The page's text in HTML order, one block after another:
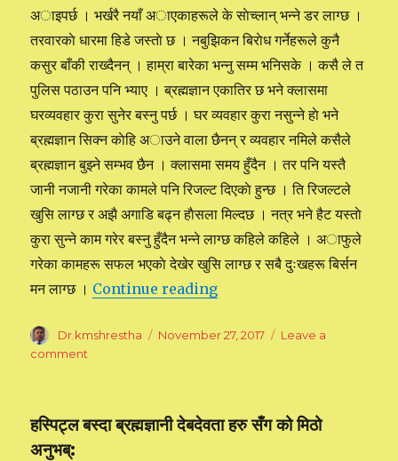
अाइपर्छ । भर्खरै नयाँ अाएकाहरूले के साेच्लान् भन्ने डर लाग्छ ।
तरवारकाे धारमा हिडे जस्ताे छ । नबुझिकन बिराेध गर्नेहरूले कुनै
कसुर बाँकी राख्दैनन् । हाम्रा बारेका भन्नु सम्म भनिसके । कसै ले त
पुलिस पठाउन पनि भ्याए । ब्रह्मज्ञान एकातिर छ भने क्लासमा
घरव्यवहार कुरा सुनेर बस्नु पर्छ । घर व्यवहार कुरा नसुन्ने हाे भने
ब्रह्मज्ञान सिक्न काेहि अाउने वाला छैनन् र व्यवहार नमिले कसैले
ब्रह्मज्ञान बुझ्ने सम्भव छैन । क्लासमा समय हुँदैन । तर पनि यस्तै
जानी नजानी गरेका कामले पनि रिजल्ट दिएकाे हुन्छ । ति रिजल्टले
खुसि लाग्छ र अझै अगाडि बढ्न हाैसला मिल्दछ । नत्र भने हैट यस्ताे
कुरा सुन्ने काम गरेर बस्नु हुँदैन भन्ने लाग्छ कहिले कहिले । अाफुले
गरेका कामहरू सफल भएकाे देखेर खुसि लाग्छ र सबै दुःखहरू बिर्सन
मन लाग्छ । Continue reading
Author
Dr.kmshrestha
Posted
November 27, 2017
Leave a
comment
हस्पिट्ल बस्दा ब्रह्मज्ञानी देबदेवता हरु सँग को मिठो
अनुभब्: